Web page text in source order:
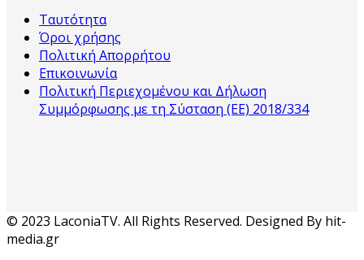
Ταυτότητα
Όροι χρήσης
Πολιτική Απορρήτου
Επικοινωνία
Πολιτική Περιεχομένου και Δήλωση
Συμμόρφωσης με τη Σύσταση (ΕΕ) 2018/334
© 2023 LaconiaTV. All Rights Reserved. Designed By hit-
media.gr